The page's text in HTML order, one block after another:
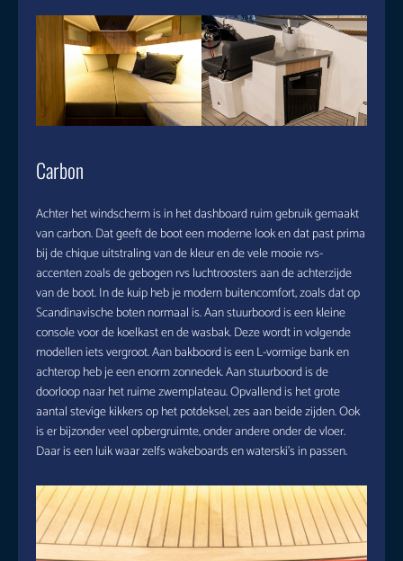
Carbon
Achter het windscherm is in het dashboard ruim gebruik gemaakt
van carbon. Dat geeft de boot een moderne look en dat past prima
bij de chique uitstraling van de kleur en de vele mooie rvs-
accenten zoals de gebogen rvs luchtroosters aan de achterzijde
van de boot. In de kuip heb je modern buitencomfort, zoals dat op
Scandinavische boten normaal is. Aan stuurboord is een kleine
console voor de koelkast en de wasbak. Deze wordt in volgende
modellen iets vergroot. Aan bakboord is een L-vormige bank en
achterop heb je een enorm zonnedek. Aan stuurboord is de
doorloop naar het ruime zwemplateau. Opvallend is het grote
aantal stevige kikkers op het potdeksel, zes aan beide zijden. Ook
is er bijzonder veel opbergruimte, onder andere onder de vloer.
Daar is een luik waar zelfs wakeboards en waterski’s in passen.